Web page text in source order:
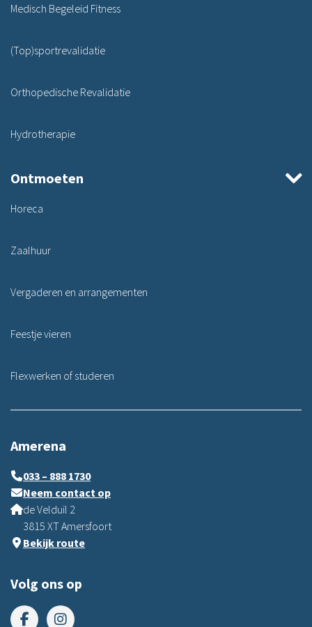
Medisch Begeleid Fitness
(Top)sportrevalidatie
Orthopedische Revalidatie
Hydrotherapie
Ontmoeten
Horeca
Zaalhuur
Vergaderen en arrangementen
Feestje vieren
Flexwerken of studeren
Amerena
033 – 888 1730
Neem contact op
de Velduil 2
3815 XT Amersfoort
Bekijk route
Volg ons op